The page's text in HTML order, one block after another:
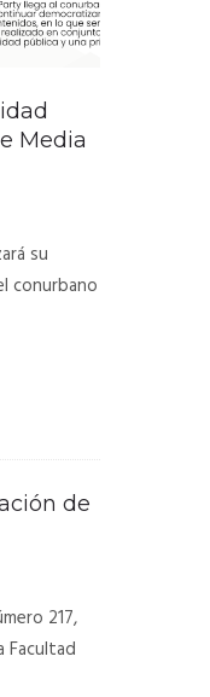
Media
su
conurbano
de
217,
Facultad